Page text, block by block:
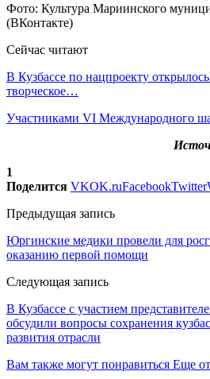
Фото: Культура Мариинского
(ВКонтакте)
Сейчас читают
В Кузбассе по нацпроекту
творческое…
Участниками VI Международного
1
Поделится VKOK.ruFacebookTwitter
Предыдущая запись
Юргинские медики провели для
оказанию первой помощи
Следующая запись
В Кузбассе с участием
обсудили вопросы сохранения
развития отрасли
Вам также могут понравиться Еще